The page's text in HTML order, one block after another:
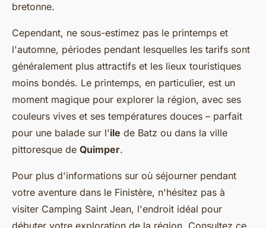
bretonne.
Cependant, ne sous-estimez pas le printemps et
l'automne, périodes pendant lesquelles les tarifs sont
généralement plus attractifs et les lieux touristiques
moins bondés. Le printemps, en particulier, est un
moment magique pour explorer la région, avec ses
couleurs vives et ses températures douces – parfait
pour une balade sur l'ile de Batz ou dans la ville
pittoresque de Quimper.
Pour plus d'informations sur où séjourner pendant
votre aventure dans le Finistère, n'hésitez pas à
visiter Camping Saint Jean, l'endroit idéal pour